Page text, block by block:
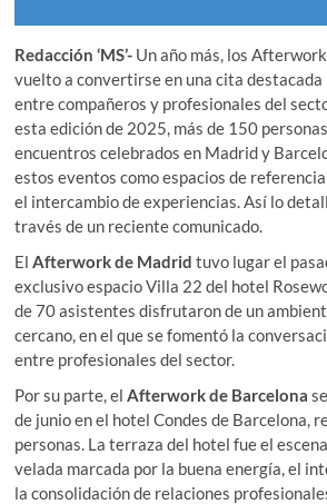
Redacción ‘MS’- Un año más, los
vuelto a convertirse en una cita
entre compañeros y profesionales del
esta edición de 2025, más de 150
encuentros celebrados en Madrid y
estos eventos como espacios de
el intercambio de experiencias. Así lo
través de un reciente comunicado.
ElAfterwork de Madrid tuvo lugar el
exclusivo espacio Villa 22 del hotel
de 70 asistentes disfrutaron de un
cercano, en el que se fomentó la
entre profesionales del sector.
Por su parte, elAfterwork de Barcelona
de junio en el hotel Condes de Barcelona,
personas. La terraza del hotel fue el
velada marcada por la buena energía, el
la consolidación de relaciones